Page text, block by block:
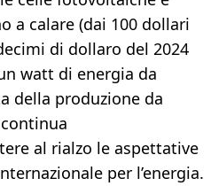
a calare (dai 100 dollari
di dollaro del 2024
watt di energia da
della produzione da
al rialzo le aspettative
per l’energia.